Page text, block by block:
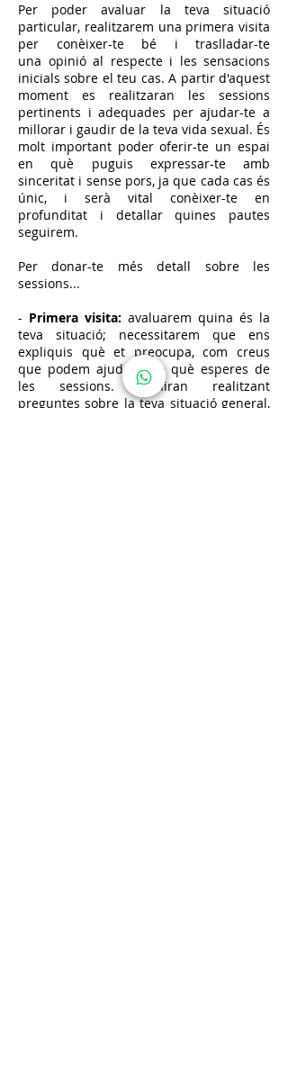
Per poder avaluar la teva situació
particular, realitzarem una primera visita
per conèixer-te bé i traslladar-te
una opinió al respecte i les sensacions
inicials sobre el teu cas. A partir d'aquest
moment es realitzaran les sessions
pertinents i adequades per ajudar-te a
millorar i gaudir de la teva vida sexual. És
molt important poder oferir-te un espai
en què puguis expressar-te amb
sinceritat i sense pors, ja que cada cas és
únic, i serà vital conèixer-te en
profunditat i detallar quines pautes
seguirem.
Per donar-te més detall sobre les
sessions...
- Primera visita: avaluarem quina és la
teva situació; necessitarem que ens
expliquis què et preocupa, com creus
que podem ajudar-te o què esperes de
les sessions. S'aniran realitzant
preguntes sobre la teva situació general,